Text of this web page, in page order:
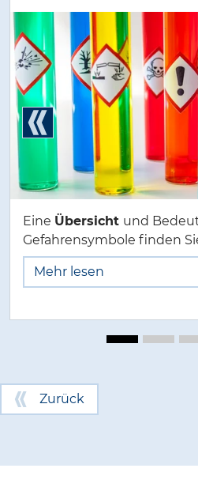
Eine Übersicht und
Gefahrensymbole finden
Mehr lesen
Zurück